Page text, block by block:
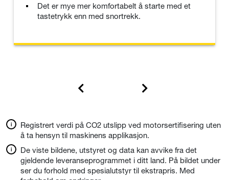
Det er mye mer komfortabelt å starte med et
tastetrykk enn med snortrekk.
Registrert verdi på CO2 utslipp ved motorsertifisering uten
å ta hensyn til maskinens applikasjon.
De viste bildene, utstyret og data kan avvike fra det
gjeldende leveranseprogrammet i ditt land. På bildet under
ser du forhold med spesialutstyr til ekstrapris. Med